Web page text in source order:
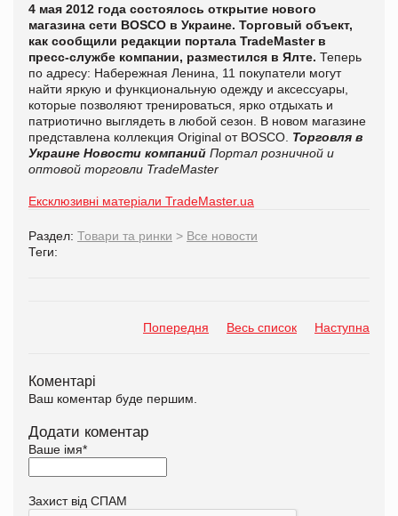
4 мая 2012 года состоялось открытие нового
магазина сети BOSCO в Украине. Торговый объект,
как сообщили редакции портала TradeMaster в
пресс-службе компании, разместился в Ялте. Теперь
по адресу: Набережная Ленина, 11 покупатели могут
найти яркую и функциональную одежду и аксессуары,
которые позволяют тренироваться, ярко отдыхать и
патриотично выглядеть в любой сезон.
В новом магазине
представлена коллекция Original от BOSCO. Торговля в
Украине Новости компаний Портал розничной и
оптовой торговли TradeMaster
Ексклюзивні матеріали TradeMaster.ua
Раздел: Товари та ринки > Все новости
Теги:
Попередня Весь список Наступна
Коментарі
Ваш коментар буде першим.
Додати коментар
Ваше імя*
Захист від СПАМ